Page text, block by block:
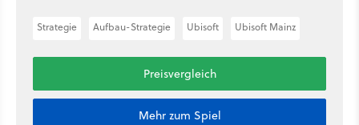
Strategie Aufbau-Strategie Ubisoft Ubisoft Mainz
Preisvergleich
Mehr zum Spiel